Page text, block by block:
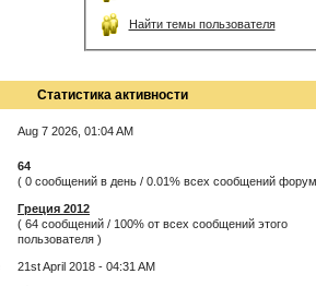
Найти темы пользователя
Статистика активности
Aug 7 2026, 01:04 AM
64
( 0 сообщений в день / 0.01% всех сообщений
Греция 2012
( 64 сообщений / 100% от всех сообщений этого
пользователя )
21st April 2018 - 04:31 AM